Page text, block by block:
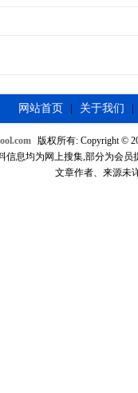
网站首页 关于我们
版权所有: Copyright ©
信息均为网上搜集,部分为会员
文章作者、来源未